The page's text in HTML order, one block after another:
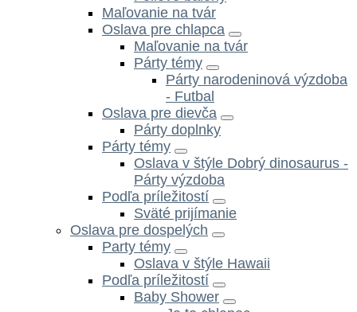
Maľovanie na tvár
Oslava pre chlapca
Maľovanie na tvár
Párty témy
Párty narodeninová výzdoba
- Futbal
Oslava pre dievča
Párty doplnky
Párty témy
Oslava v štýle Dobrý dinosaurus -
Párty výzdoba
Podľa príležitostí
Sväté prijímanie
Oslava pre dospelých
Party témy
Oslava v štýle Hawaii
Podľa príležitostí
Baby Shower